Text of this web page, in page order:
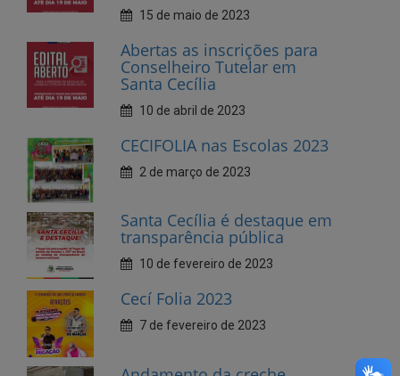
15 de maio de 2023
Abertas as inscrições para
Conselheiro Tutelar em
Santa Cecília
10 de abril de 2023
CECIFOLIA nas Escolas 2023
2 de março de 2023
Santa Cecília é destaque em
transparência pública
10 de fevereiro de 2023
Cecí Folia 2023
7 de fevereiro de 2023